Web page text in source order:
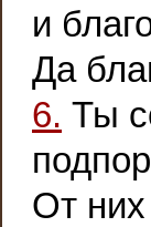
и
Да
6. Ты
От